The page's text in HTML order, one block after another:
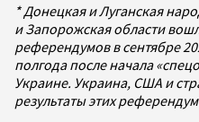
* Донецкая и Луганская
и Запорожская области
референдумов в сентябре
полгода после начала
Украине. Украина, США и
результаты этих